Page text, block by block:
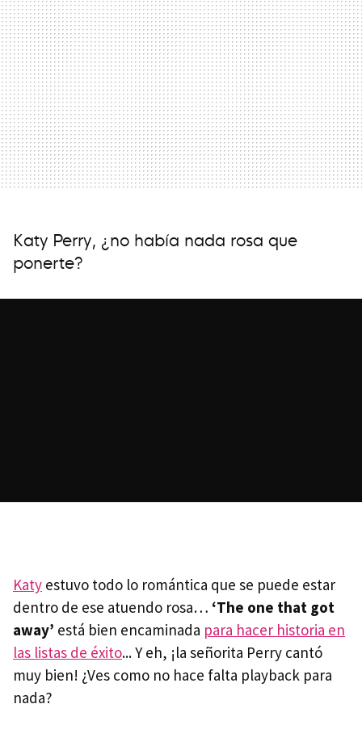
Katy Perry, ¿no había nada rosa que
ponerte?
Katy estuvo todo lo romántica que se puede estar
dentro de ese atuendo rosa… ‘The one that got
away’ está bien encaminada para hacer historia en
las listas de éxito... Y eh, ¡la señorita Perry cantó
muy bien! ¿Ves como no hace falta playback para
nada?